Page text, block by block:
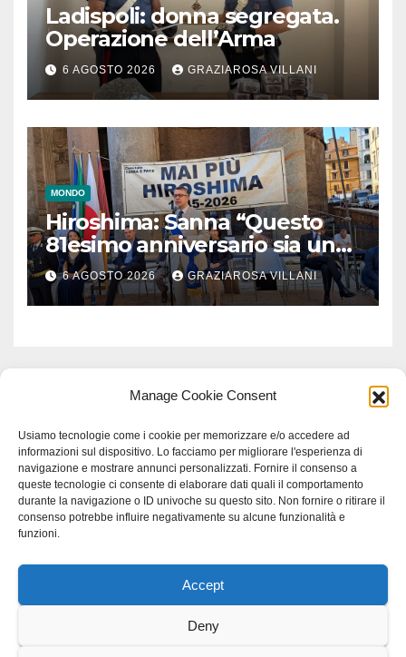
Manage Cookie Consent
Usiamo tecnologie come i cookie per memorizzare e/o accedere ad
informazioni sul dispositivo. Lo facciamo per migliorare l'esperienza di
navigazione e mostrare annunci personalizzati. Fornire il consenso a
queste tecnologie ci consente di elaborare dati quali il comportamento
durante la navigazione o ID univoche su questo sito. Non fornire o ritirare il
consenso potrebbe influire negativamente su alcune funzionalità e
funzioni.
Accept
Deny
Ladispoli: donna segregata.
Operazione dell’Arma
6 AGOSTO 2026 GRAZIAROSA VILLANI
MONDO
Hiroshima: Sanna “Questo
81esimo anniversario sia un
monito per tutti”
6 AGOSTO 2026 GRAZIAROSA VILLANI
Proudly powered by WordPress|Tema: Newspaperex di
Scienza studio specialistico bracciano